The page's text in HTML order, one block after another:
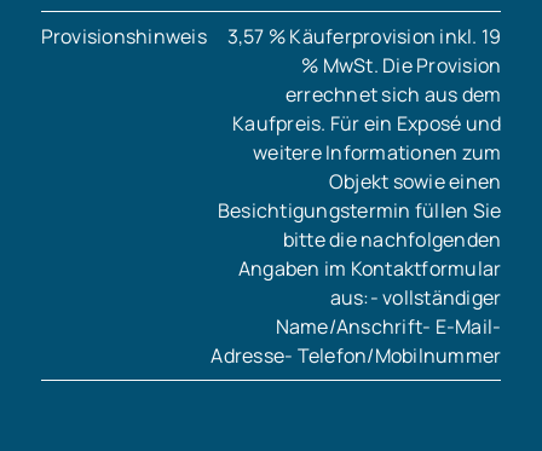
Provisionshinweis
3,57 % Käuferprovision inkl. 19
% MwSt. Die Provision
errechnet sich aus dem
Kaufpreis. Für ein Exposé und
weitere Informationen zum
Objekt sowie einen
Besichtigungstermin füllen Sie
bitte die nachfolgenden
Angaben im Kontaktformular
aus:- vollständiger
Name/Anschrift- E-Mail-
Adresse- Telefon/Mobilnummer